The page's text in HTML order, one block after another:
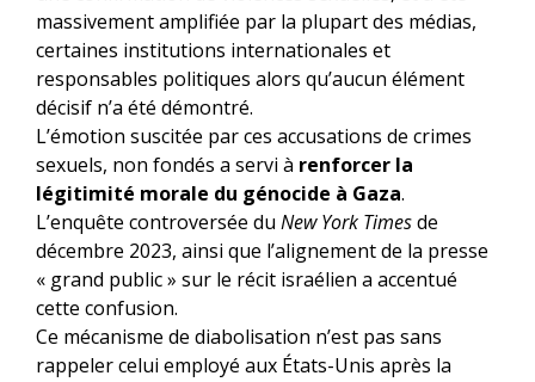
massivement amplifiée par la plupart des médias,
certaines institutions internationales et
responsables politiques alors qu’aucun élément
décisif n’a été démontré.
L’émotion suscitée par ces accusations de crimes
sexuels, non fondés a servi à renforcer la
légitimité morale du génocide à Gaza.
L’enquête controversée du New York Timesde
décembre 2023, ainsi que l’alignement de la presse
« grand public » sur le récit israélien a accentué
cette confusion.
Ce mécanisme de diabolisation n’est pas sans
rappeler celui employé aux États-Unis après la